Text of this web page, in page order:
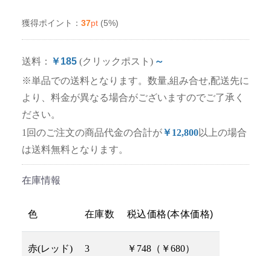
獲得ポイント： 37pt (5%)
送料： ￥185 (クリックポスト) ～
※単品での送料となります。数量,組み合せ,配送先に
より、料金が異なる場合がございますのでご了承く
ださい。
1回のご注文の商品代金の合計が￥12,800以上の場合
は送料無料となります。
在庫情報
色 在庫数 税込価格(本体価格)
赤(レッド) 3 ￥748（￥680）